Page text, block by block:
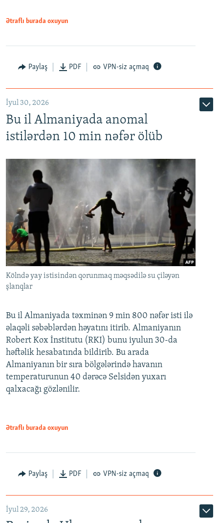
Ətraflı burada oxuyun
Paylaş PDF VPN-siz açmaq
İyul 30, 2026
Bu il Almaniyada anomal
istilərdən 10 min nəfər ölüb
Kölndə yay istisindən qorunmaq məqsədilə su çiləyən
şlanqlar
Bu il Almaniyada təxminən 9 min 800 nəfər isti ilə
əlaqəli səbəblərdən həyatını itirib. Almaniyanın
Robert Kox İnstitutu (RKI) bunu iyulun 30-da
həftəlik hesabatında bildirib. Bu arada
Almaniyanın bir sıra bölgələrində havanın
temperaturunun 40 dərəcə Selsidən yuxarı
qalxacağı gözlənilir.
Ətraflı burada oxuyun
Paylaş PDF VPN-siz açmaq
İyul 29, 2026